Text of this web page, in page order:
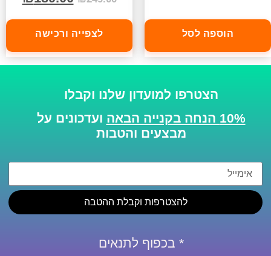
הוספה לסל לצפייה ורכישה
הצטרפו למועדון שלנו וקבלו
10% הנחה בקנייה הבאה
ועדכונים על
מבצעים והטבות
להצטרפות וקבלת ההטבה
* בכפוף לתנאים